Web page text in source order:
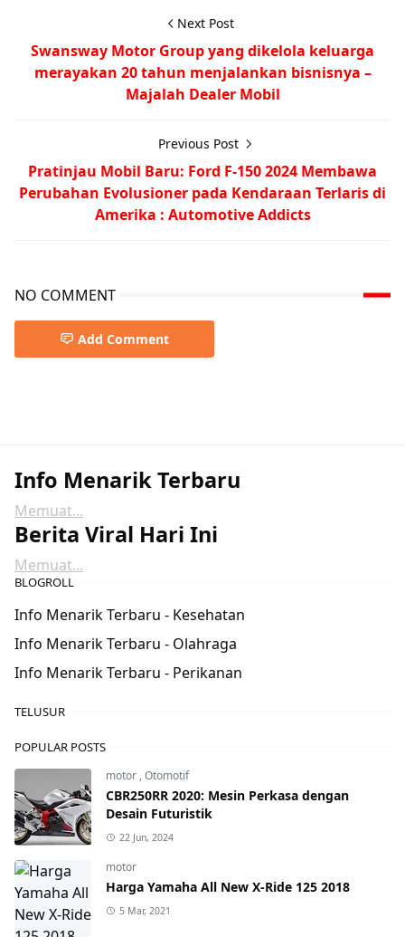
Next Post
Swansway Motor Group yang dikelola keluarga
merayakan 20 tahun menjalankan bisnisnya –
Majalah Dealer Mobil
Previous Post
Pratinjau Mobil Baru: Ford F-150 2024 Membawa
Perubahan Evolusioner pada Kendaraan Terlaris di
Amerika : Automotive Addicts
NO COMMENT
Add Comment
Info Menarik Terbaru
Memuat...
Berita Viral Hari Ini
Memuat...
BLOGROLL
Info Menarik Terbaru - Kesehatan
Info Menarik Terbaru - Olahraga
Info Menarik Terbaru - Perikanan
TELUSUR
POPULAR POSTS
motor ,Otomotif
CBR250RR 2020: Mesin Perkasa dengan
Desain Futuristik
22 Jun, 2024
motor
Harga Yamaha All New X-Ride 125 2018
5 Mar, 2021